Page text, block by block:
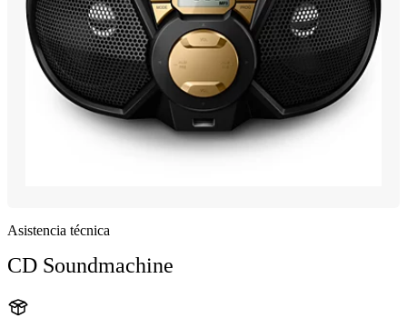
Asistencia técnica
CD Soundmachine